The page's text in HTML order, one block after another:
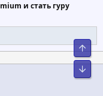
и стать гуру